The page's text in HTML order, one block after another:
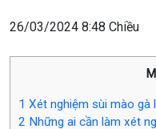
26/03/2024 8:48 Chiều
1 Xét nghiệm sùi mào gà
2 Những ai cần làm xét